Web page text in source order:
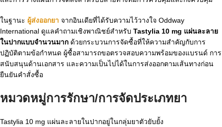
ในฐานะ ผู้ส่งออกยา จากอินเดียที่ได้รับความไว้วางใจ Oddway
International ดูแลคำถามเชิงพาณิชย์สำหรับ Tastylia 10 mg แผ่นละลาย
ในปากแบบจำนวนมาก ด้วยกระบวนการจัดซื้อที่ให้ความสำคัญกับการ
ปฏิบัติตามข้อกำหนด ผู้ซื้อสามารถขอตรวจสอบความพร้อมของแบรนด์ การ
สนับสนุนด้านเอกสาร และความเป็นไปได้ในการส่งออกตามเส้นทางก่อน
ยืนยันคำสั่งซื้อ
หมวดหมู่การรักษา/การจัดประเภทยา
Tastylia 10 mg แผ่นละลายในปากอยู่ในกลุ่มยาตัวยับยั้ง